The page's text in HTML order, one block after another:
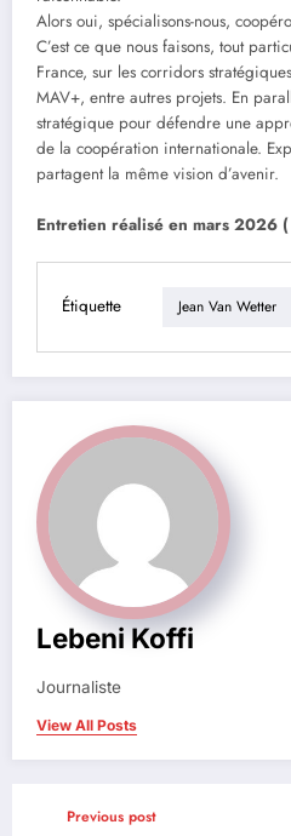
Alors oui, spécialisons-nous,
C’est ce que nous faisons, tout
France, sur les corridors
MAV+, entre autres projets. En
stratégique pour défendre une
de la coopération internationale.
partagent la même vision d’avenir.
Entretien réalisé en mars 2026
Étiquette Jean Van Wetter
Lebeni Koffi
Journaliste
View All Posts
Previous post